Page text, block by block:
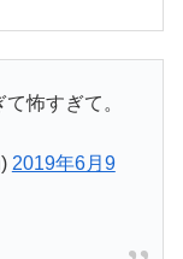
怖すぎて。
2019年6月9